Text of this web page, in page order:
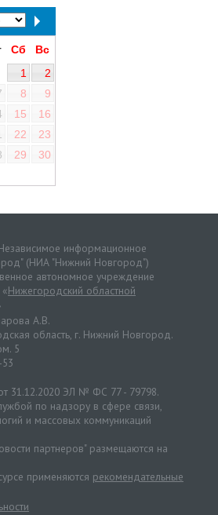
Сб
Вс
1
2
8
9
15
16
22
23
29
30
информационное
(НИА "Нижний Новгород")
автономное учреждение
Нижегородский областной
А.В.
область, г. Нижний Новгород.
5
31.12.2020 ЭЛ № ФС 77 - 79798.
по надзору в сфере связи,
и массовых коммуникаций
партнеров" размещаются на
применяются рекомендательные